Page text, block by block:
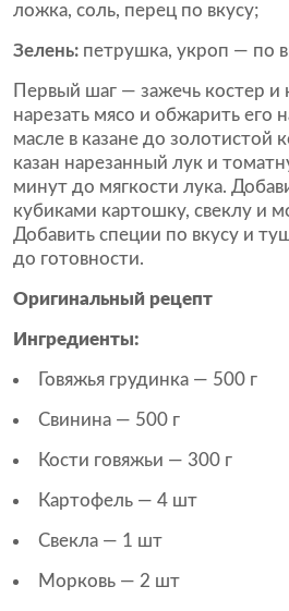
ложка, соль, перец по вкусу;
Зелень: петрушка, укроп — по
Первый шаг — зажечь костер и
нарезать мясо и обжарить его
масле в казане до золотистой
казан нарезанный лук и
минут до мягкости лука.
кубиками картошку, свеклу и
Добавить специи по вкусу и
до готовности.
Оригинальный рецепт
Ингредиенты:
Говяжья грудинка — 500 г
Свинина — 500 г
Кости говяжьи — 300 г
Картофель — 4 шт
Свекла — 1 шт
Морковь — 2 шт